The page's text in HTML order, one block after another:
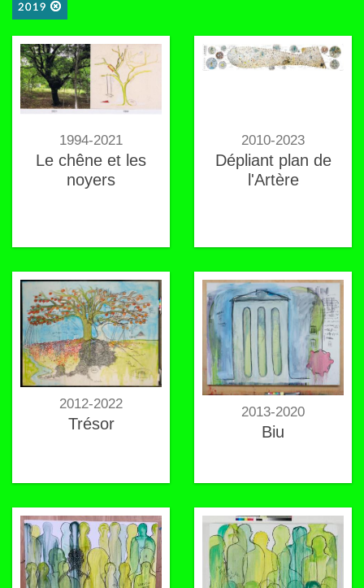
2019
1994-2021
Le chêne et les
noyers
2010-2023
Dépliant plan de
l'Artère
2012-2022
Trésor
2013-2020
Biu